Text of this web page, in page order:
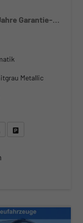
EXTRA 2,0 TDI 4x4 150 PS DSG -5 Jahre Garantie-Anhängerkupplung-ACC Tempomat-NAVI-AppleCarPlay-AndroidAuto-Sunset-2-Zonen-Klima-17''Alu-Rückfahrkamera-Sofort
Metallic
Sie an
Angebot drucken (PDF)